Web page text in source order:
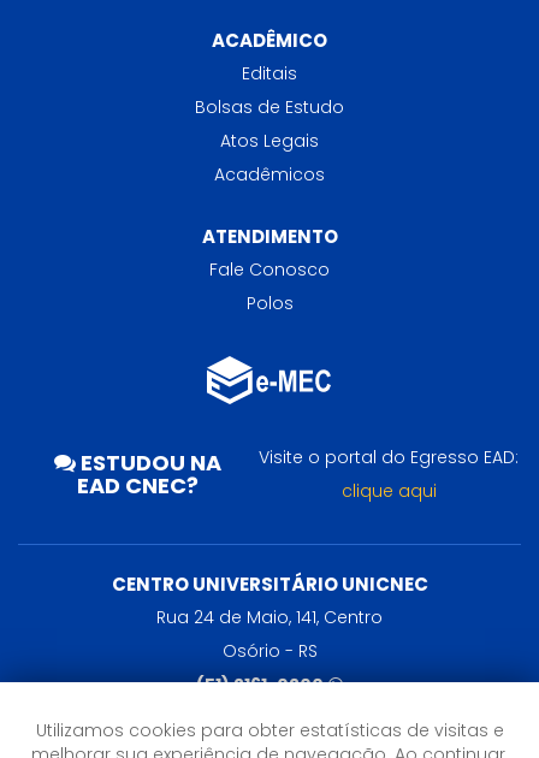
ACADÊMICO
Editais
Bolsas de Estudo
Atos Legais
Acadêmicos
ATENDIMENTO
Fale Conosco
Polos
ESTUDOU NA
EAD CNEC?
Visite o portal do Egresso EAD:
clique aqui
CENTRO UNIVERSITÁRIO UNICNEC
Rua 24 de Maio, 141, Centro
Osório - RS
(51) 2161-0200
HORÁRIO DE ATENDIMENTO
Utilizamos cookies para obter estatísticas de visitas e